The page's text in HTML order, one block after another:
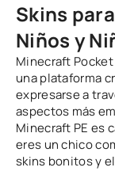
Skins
Niños y
Minecraft
una plataforma
expresarse a
aspectos más
Minecraft PE es
eres un chico
skins bonitos y